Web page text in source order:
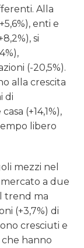
Alla
enti e
si
(-20,5%).
alla crescita
di
(+14,1%),
libero
mezzi nel
a due
trend ma
(+3,7%) di
cresciuti e
che hanno